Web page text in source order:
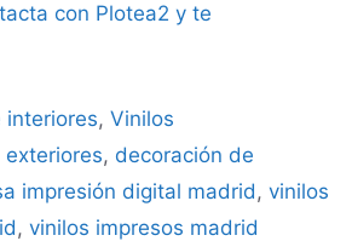
con Plotea2 y te
interiores,Vinilos
, decoración de
impresión digital madrid, vinilos
, vinilos impresos madrid